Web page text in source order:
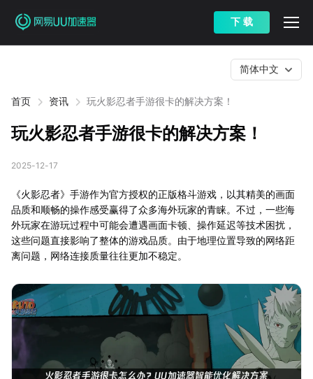
下 载
首页 资讯 玩火影忍者手游很卡的解决方案！
简体中文
玩火影忍者手游很卡的解决方案！
2025-12-17
《火影忍者》手游作为官方授权的正版格斗游戏，以其精美的画面
品质和顺畅的操作感受赢得了众多海外玩家的青睐。不过，一些海
外玩家在游玩过程中可能会遭遇画面卡顿、操作延迟等技术困扰，
这些问题直接影响了整体的游戏品质。由于地理位置导致的网络距
离问题，网络连接质量往往更加不稳定。